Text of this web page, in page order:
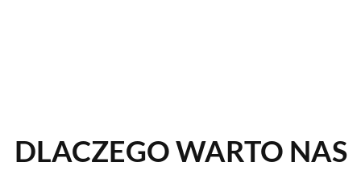
DLACZEGO WARTO NAS